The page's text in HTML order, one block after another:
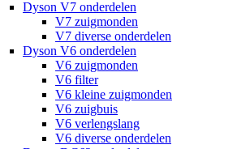
Dyson V7 onderdelen
V7 zuigmonden
V7 diverse onderdelen
Dyson V6 onderdelen
V6 zuigmonden
V6 filter
V6 kleine zuigmonden
V6 zuigbuis
V6 verlengslang
V6 diverse onderdelen